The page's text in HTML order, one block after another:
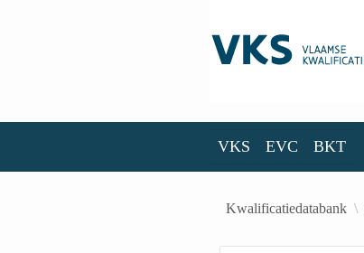
VKS EVC BKT
Kwalificatiedatabank